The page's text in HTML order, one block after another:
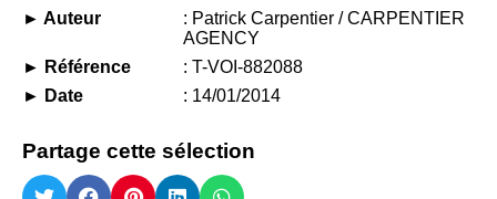
► Auteur
: Patrick Carpentier / CARPENTIER
AGENCY
► Référence
: T-VOI-882088
► Date
: 14/01/2014
Partage cette sélection